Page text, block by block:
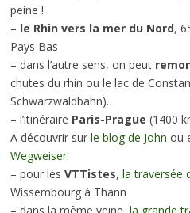
peine !
– le Rhin vers la mer du Nord,
Pays Bas
– dans l’autre sens, on peut
chutes du rhin ou le lac de
Schwarzwaldbahn)…
– l’itinéraire Paris-Prague (1400
A découvrir sur le blog de John ou
Wegweiser.
– pour les VTTistes, la traversée
Wissembourg à Thann